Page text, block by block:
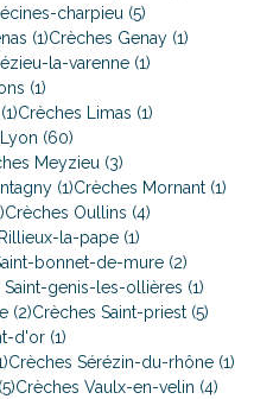
charpieu (5)
(1)Crèches Genay (1)
la-varenne (1)
(1)
Crèches Limas (1)
(60)
Meyzieu (3)
(1)Crèches Mornant (1)
Crèches Oullins (4)
la-pape (1)
bonnet-de-mure (2)
Saint-genis-les-ollières (1)
(2)Crèches Saint-priest (5)
d'or (1)
Crèches Sérézin-du-rhône (1)
Crèches Vaulx-en-velin (4)